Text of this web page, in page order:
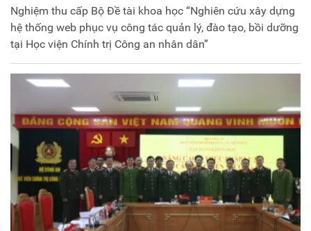
Nghiệm thu cấp Bộ Đề tài khoa học “Nghiên cứu xây dựng
hệ thống web phục vụ công tác quản lý, đào tạo, bồi dưỡng
tại Học viện Chính trị Công an nhân dân”